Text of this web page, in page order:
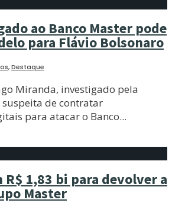
ao Banco Master pode
para Flávio Bolsonaro
,Destaque
Miranda, investigado pela
de contratar
para atacar o Banco...
R$ 1,83 bi para devolver a
Master